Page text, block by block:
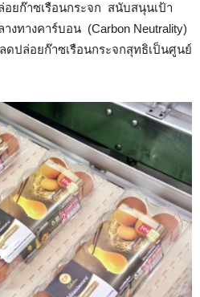
ยก๊าซเรือนกระจก สนับสนุนเป้า
งทางคาร์บอน (Carbon Neutrality)
ดปล่อยก๊าซเรือนกระจกสุทธิเป็นศูนย์